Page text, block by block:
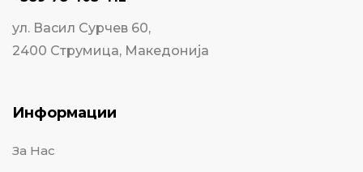
ул. Васил Сурчев 60,
2400 Струмица, Македонија
Информации
За Нас